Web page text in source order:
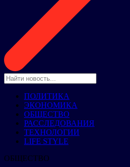
ПОЛИТИКА
ЭКОНОМИКА
ОБЩЕСТВО
РАССЛЕДОВАНИЯ
ТЕХНОЛОГИИ
LIFE STYLE
ОБЩЕСТВО